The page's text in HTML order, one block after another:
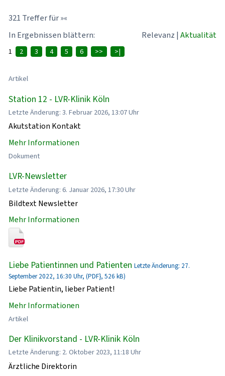
321 Treffer für »«
In Ergebnissen blättern:
Relevanz | Aktualität
1 2 3 4 5 6 >> >|
Artikel
Station 12 - LVR-Klinik Köln
Letzte Änderung: 3. Februar 2026, 13:07 Uhr
Akutstation Kontakt
Mehr Informationen
Dokument
LVR-Newsletter
Letzte Änderung: 6. Januar 2026, 17:30 Uhr
Bildtext Newsletter
Mehr Informationen
Liebe Patientinnen und Patienten Letzte Änderung: 27.
September 2022, 16:30 Uhr, (PDF}, 526 kB)
Liebe Patientin, lieber Patient!
Mehr Informationen
Artikel
Der Klinikvorstand - LVR-Klinik Köln
Letzte Änderung: 2. Oktober 2023, 11:18 Uhr
Ärztliche Direktorin